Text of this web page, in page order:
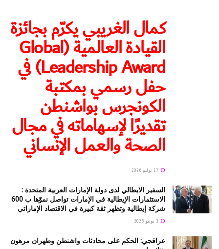
كمال الغريبي يكرّم بجائزة
القيادة العالمية (Global
Leadership Award) في
حفل رسمي بمكتبة
الكونجرس بواشنطن
تقديرًا لإسهاماته في مجال
الصحة والعمل الإنساني
السفير الايطالي لدى دولة الإمارات العربية المتحدة :
الاستثمارات الإيطالية في الإمارات تواصل نموّها ب 600
شركة إيطالية وتظهر ثقة كبيرة في الاقتصاد الإماراتي
عراقجي: الحكم على محادثات واشنطن وطهران مرهون